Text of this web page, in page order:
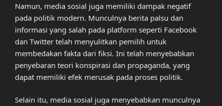
Namun, media sosial juga memiliki dampak negatif
pada politik modern. Munculnya berita palsu dan
informasi yang salah pada platform seperti Facebook
dan Twitter telah menyulitkan pemilih untuk
membedakan fakta dari fiksi. Ini telah menyebabkan
penyebaran teori konspirasi dan propaganda, yang
dapat memiliki efek merusak pada proses politik.
Selain itu, media sosial juga menyebabkan munculnya